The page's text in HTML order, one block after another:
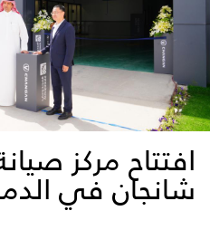
افتتاح مركز
شانجان في